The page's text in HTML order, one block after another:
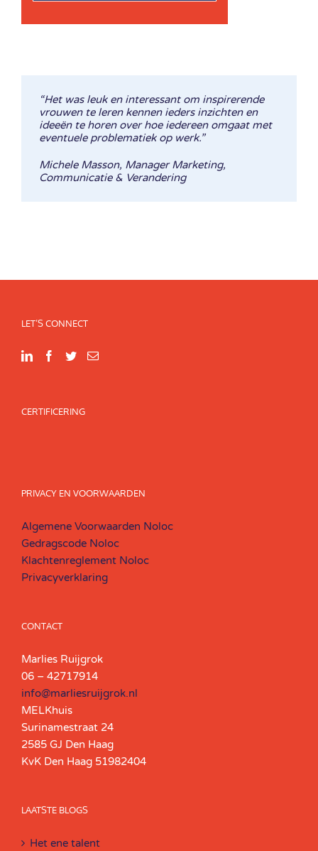
“Het was leuk en interessant om inspirerende
vrouwen te leren kennen ieders inzichten en
ideeën te horen over hoe iedereen omgaat met
eventuele problematiek op werk.”
Michele Masson, Manager Marketing,
Communicatie & Verandering
LET’S CONNECT
CERTIFICERING
PRIVACY EN VOORWAARDEN
Algemene Voorwaarden Noloc
Gedragscode Noloc
Klachtenreglement Noloc
Privacyverklaring
CONTACT
Marlies Ruijgrok
06 – 42717914
info@marliesruijgrok.nl
MELKhuis
Surinamestraat 24
2585 GJ Den Haag
KvK Den Haag 51982404
LAATSTE BLOGS
Het ene talent